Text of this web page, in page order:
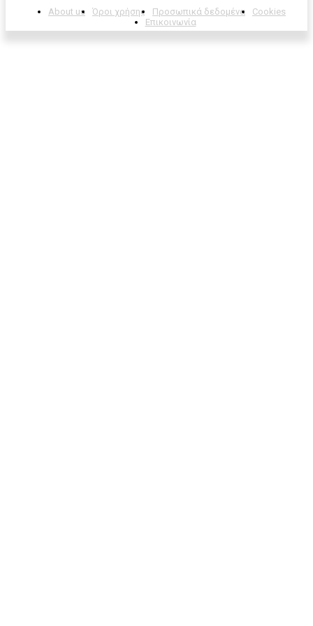
About us
Όροι χρήσης Προσωπικά δεδομένα
Cookies
Επικοινωνία